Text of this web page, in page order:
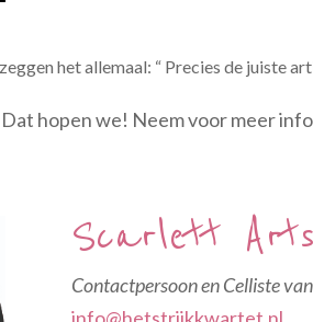
het allemaal: “ Precies de juiste
hopen we! Neem voor meer
Scarlett Arts
Contactpersoon en Celliste